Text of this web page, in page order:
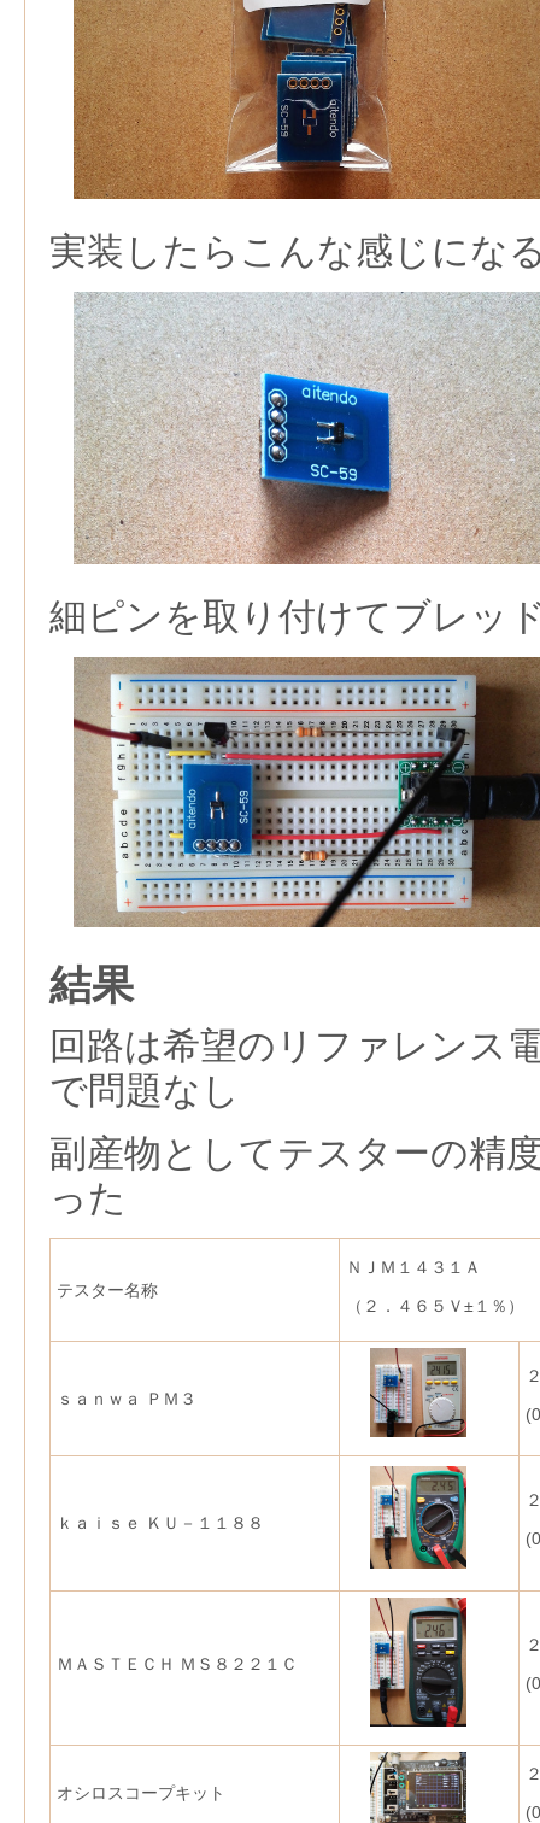
実装したらこんな感じにな
細ピンを取り付けてブレッ
結果
回路は希望のリファレンス
で問題なし
副産物としてテスターの精
った
テスター名称
ＮＪＭ１４３１Ａ
（２．４６５Ｖ±１％）
ｓａｎｗａ ＰＭ３
ｋａｉｓｅ ＫＵ－１１８８
ＭＡＳＴＥＣＨ ＭＳ８２２１Ｃ
オシロスコープキット